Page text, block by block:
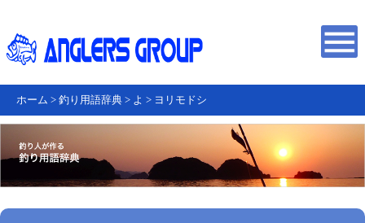
ホーム > 釣り用語辞典 > よ > ヨリモドシ